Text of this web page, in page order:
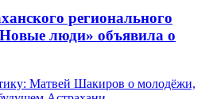
регионального
люди» объявила о